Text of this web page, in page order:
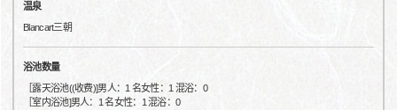
温泉
Blancart三朝
浴池数量
［露天浴池((收费)]男人：1 名女性：1 混浴：0
［室内浴池]男人：1 名女性：1 混浴：0